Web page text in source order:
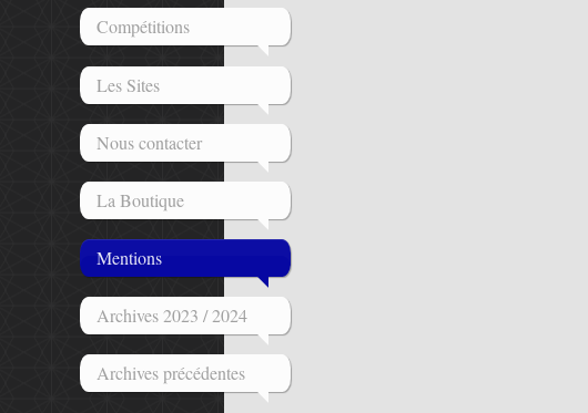
Compétitions
Les Sites
Nous contacter
La Boutique
Mentions
Archives 2023 / 2024
Archives précédentes